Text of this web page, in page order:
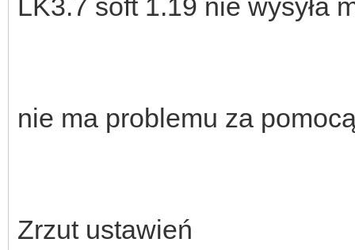
LK3.7 soft 1.19 nie wysyła
nie ma problemu za
Zrzut ustawień